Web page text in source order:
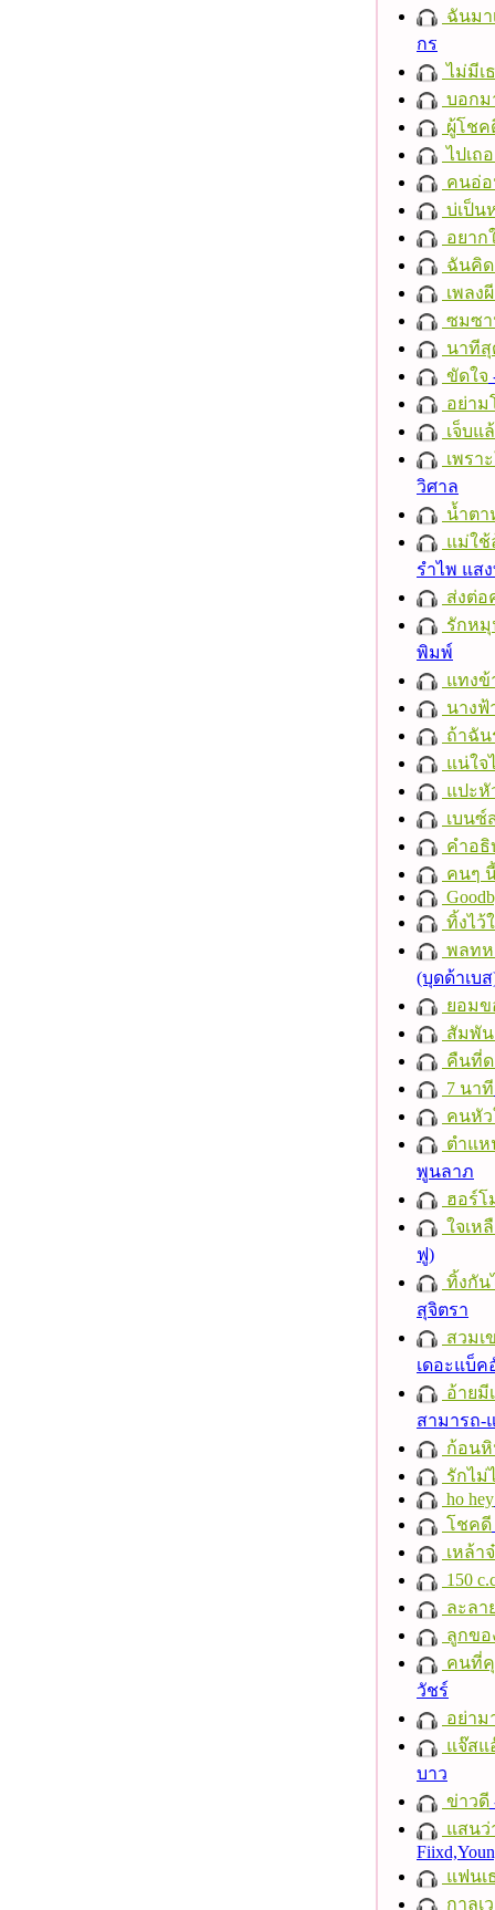
ฉันมา
กร
ไม่มีเ
บอกม
ผู้โชค
ไปเถ
คนอ่
บ่เป็น
อยาก
ฉันคิด
เพลง
ซมซ
นาทีสุ
ขัดใจ
อย่าม
เจ็บแ
เพรา
วิศาล
น้ำต
แม่ใช้
รำไพ แส
ส่งต่อ
รักห
พิมพ์
แทงข้
นางฟ้
ถ้าฉัน
แน่ใจ
แปะหั
เบนซ์
คำอธิ
คนๆ
ทิ้งไว้
พลท
(บุดด้าเบ
ยอมข
สัมพั
คืนที่ด
7 นาที
คนหัว
ตำแห
พูนลาภ
ฮอร์โ
ใจเห
ฟู)
ทิ้งกัน
สุจิตรา
สวมเ
เดอะแบ็ค
อ้ายมี
สามารถ-
ก้อน
รักไม่
ho hey
โชคดี
เหล้า
150
ละลา
ลูกขอ
คนที่
วัชร์
อย่าม
แจ๊สแ
บาว
ข่าวดี
แสนว่
แฟนเ
กาลเ